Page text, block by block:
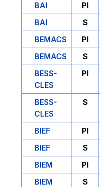
BAI
PI
BAI
S
BEMACS
PI
BEMACS
S
BESS-
CLES
PI
BESS-
CLES
S
BIEF PI
BIEF
S
BIEM
PI
BIEM
S